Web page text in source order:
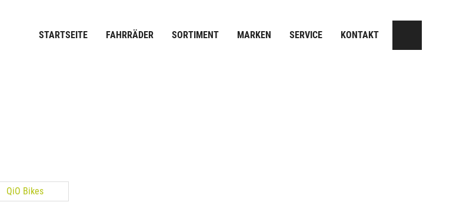
STARTSEITE FAHRRÄDER SORTIMENT MARKEN SERVICE KONTAKT